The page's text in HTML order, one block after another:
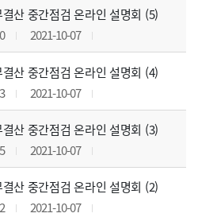
산 중간점검 온라인 설명회 (5)
2021-10-07
산 중간점검 온라인 설명회 (4)
2021-10-07
산 중간점검 온라인 설명회 (3)
2021-10-07
산 중간점검 온라인 설명회 (2)
2021-10-07